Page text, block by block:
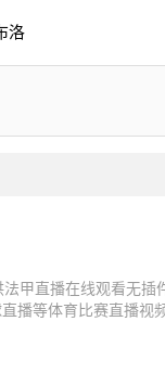
洛
甲直播在线观看无插
播等体育比赛直播视